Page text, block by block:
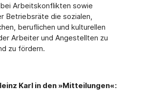
Arbeitskonflikten sowie
Betriebsräte die sozialen,
beruflichen und kulturellen
Arbeiter und Angestellten zu
zu fördern.
Karl in den »Mitteilungen«: